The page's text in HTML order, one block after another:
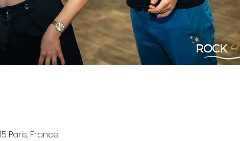
Paris, France